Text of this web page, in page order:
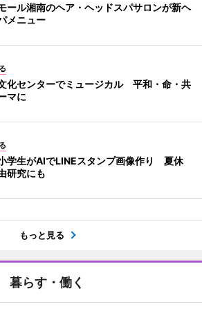
ール湘南のヘア・ヘッドスパサロンが新ヘ
メニュー
化センターでミュージカル 平和・命・共
マに
学生がAIでLINEスタンプ画像作り 夏休
研究にも
もっと見る
暮らす・働く